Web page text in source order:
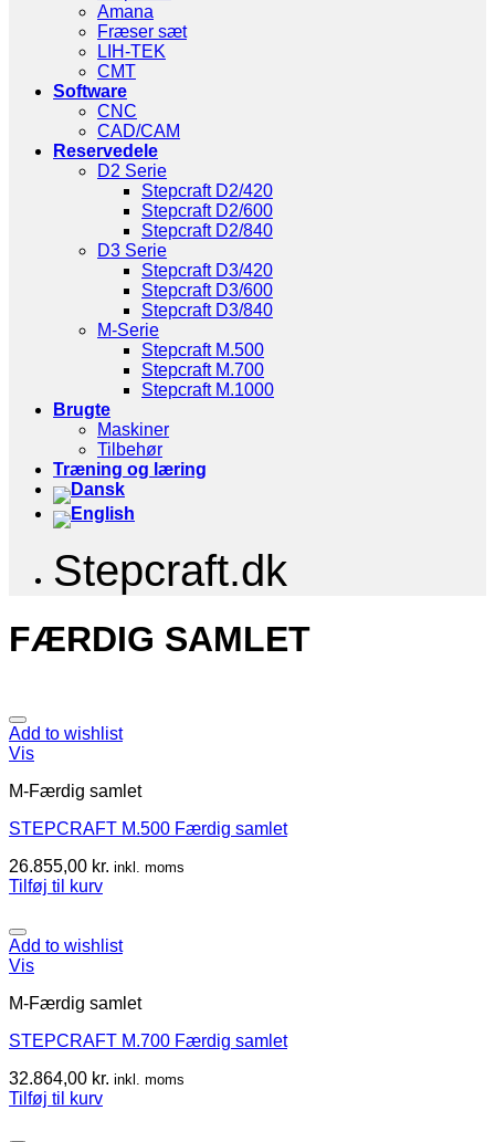
Amana
Fræser sæt
LIH-TEK
CMT
Software
CNC
CAD/CAM
Reservedele
D2 Serie
Stepcraft D2/420
Stepcraft D2/600
Stepcraft D2/840
D3 Serie
Stepcraft D3/420
Stepcraft D3/600
Stepcraft D3/840
M-Serie
Stepcraft M.500
Stepcraft M.700
Stepcraft M.1000
Brugte
Maskiner
Tilbehør
Træning og læring
Stepcraft.dk
FÆRDIG SAMLET
Add to wishlist
Vis
M-Færdig samlet
STEPCRAFT M.500 Færdig samlet
26.855,00 kr. inkl. moms
Tilføj til kurv
Add to wishlist
Vis
M-Færdig samlet
STEPCRAFT M.700 Færdig samlet
32.864,00 kr. inkl. moms
Tilføj til kurv